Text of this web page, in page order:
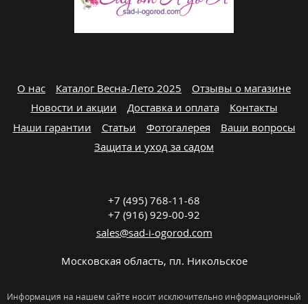
О нас Каталог Весна-Лето 2025
Отзывы о магазине
Новости и акции
Доставка и оплата
Контакты
Наши гарантии
Статьи Фотогалерея
Ваши вопросы
Защита и уход за садом
+7 (495) 768-11-68
+7 (916) 929-00-92
sales@sad-i-ogorod.com
Московская область, пл. Никольcкое
Информация на нашем сайте носит исключительно информационный